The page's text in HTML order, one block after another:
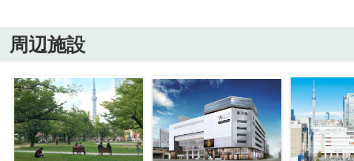
周辺施設